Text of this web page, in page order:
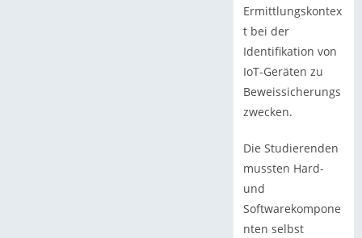
Ermittlungskontex
t bei der
Identifikation von
IoT-Geräten zu
Beweissicherungs
zwecken.
Die Studierenden
mussten Hard-
und
Softwarekompone
nten selbst